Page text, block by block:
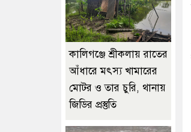
কালিগঞ্জে শ্রীকলায় রাতের
আঁধারে মৎস্য খামারের
মোটর ও তার চুরি, থানায়
জিডির প্রস্তুতি